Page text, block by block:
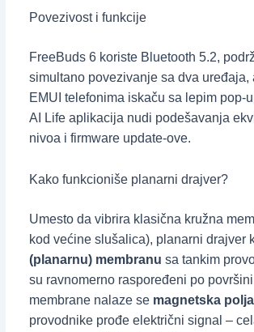
Povezivost i funkcije
FreeBuds 6 koriste Bluetooth 5.2,
simultano povezivanje sa dva uređaja,
EMUI telefonima iskaču sa lepim pop-
AI Life aplikacija nudi podešavanja
nivoa i firmware update-ove.
Kako funkcioniše planarni drajver?
Umesto da vibrira klasična kružna
kod većine slušalica), planarni drajver
(planarnu) membranu sa tankim
su ravnomerno raspoređeni po
membrane nalaze se magnetska polja
provodnike prođe električni signal –